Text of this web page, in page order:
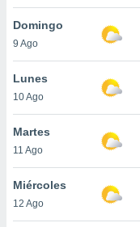
de
cookies
aceptar
Domingo
9 Ago
Lunes
10 Ago
Martes
11 Ago
Miércoles
12 Ago